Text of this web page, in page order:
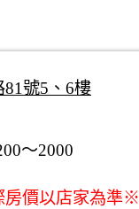
號5、6樓
～2000
價以店家為準※